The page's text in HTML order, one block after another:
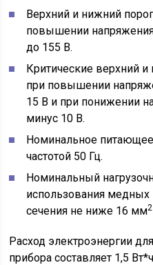
Верхний и нижний
повышении
до 155 В.
Критические верхний
при повышении
15 В и при понижении
минус 10 В.
Номинальное
частотой 50 Гц.
Номинальный
использования
сечения не ниже 16 мм2
Расход электроэнергии
прибора составляет 1,5